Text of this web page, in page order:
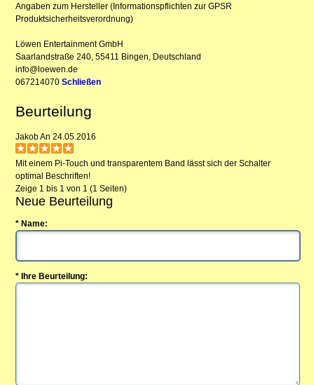
Angaben zum Hersteller (Informationspflichten zur GPSR
Produktsicherheitsverordnung)
Löwen Entertainment GmbH
Saarlandstraße 240, 55411 Bingen, Deutschland
info@loewen.de
067214070Schließen
Beurteilung
JakobAn 24.05.2016
Mit einem Pi-Touch und transparentem Band lässt sich der Schalter
optimal Beschriften!
Zeige 1 bis 1 von 1 (1 Seiten)
Neue Beurteilung
* Name:
* Ihre Beurteilung: